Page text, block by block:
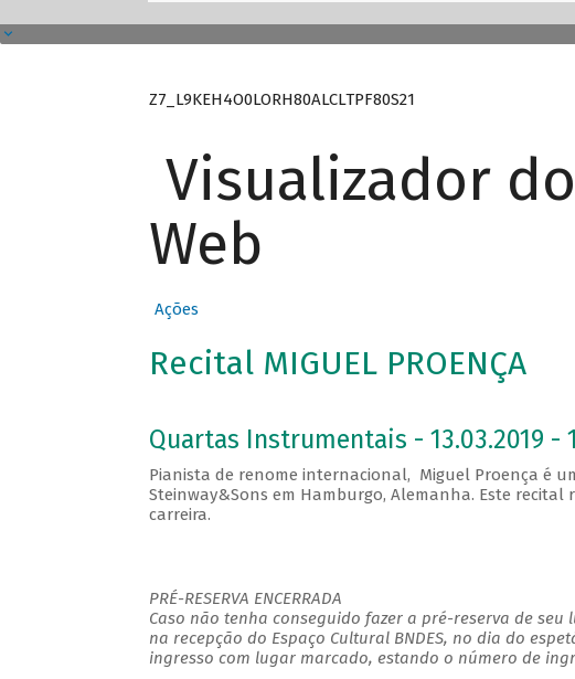
Z7_L9KEH4O0LORH80ALCLTPF80S21
Visualizador
Web
Ações
Recital MIGUEL PROENÇA
Quartas Instrumentais - 13.03.2019 -
Pianista de renome internacional, Miguel Proença é
Steinway&Sons em Hamburgo, Alemanha. Este
carreira.
PRÉ-RESERVA ENCERRADA
Caso não tenha conseguido fazer a pré-reserva de
na recepção do Espaço Cultural BNDES, no dia do
ingresso com lugar marcado, estando o número de